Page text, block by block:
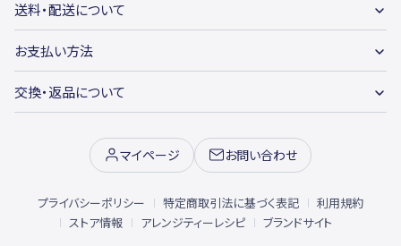
送料・配送について
お支払い方法
交換・返品について
マイページ お問い合わせ
プライバシーポリシー 特定商取引法に基づく表記
利用規約
ストア情報
アレンジティーレシピ ブランドサイト